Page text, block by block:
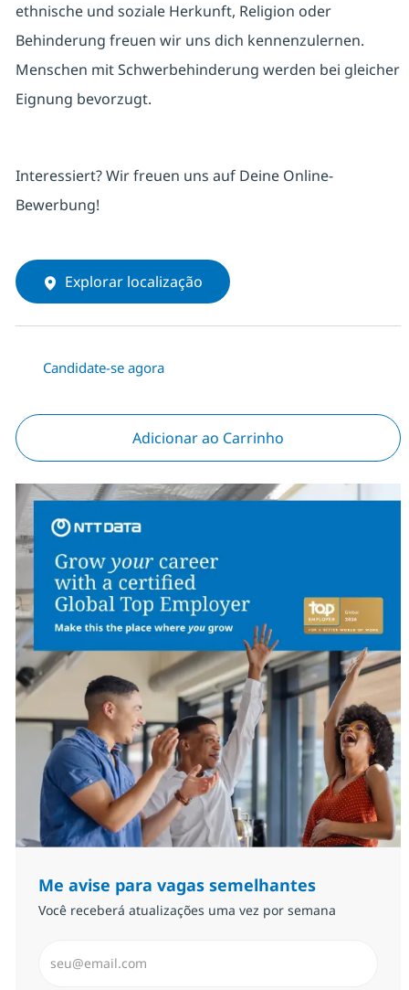
ethnische und soziale Herkunft, Religion oder
Behinderung freuen wir uns dich kennenzulernen.
Menschen mit Schwerbehinderung werden bei gleicher
Eignung bevorzugt.
Interessiert? Wir freuen uns auf Deine Online-
Bewerbung!
Explorar localização
Candidate-se agora
Adicionar ao Carrinho
Me avise para vagas semelhantes
Você receberá atualizações uma vez por semana